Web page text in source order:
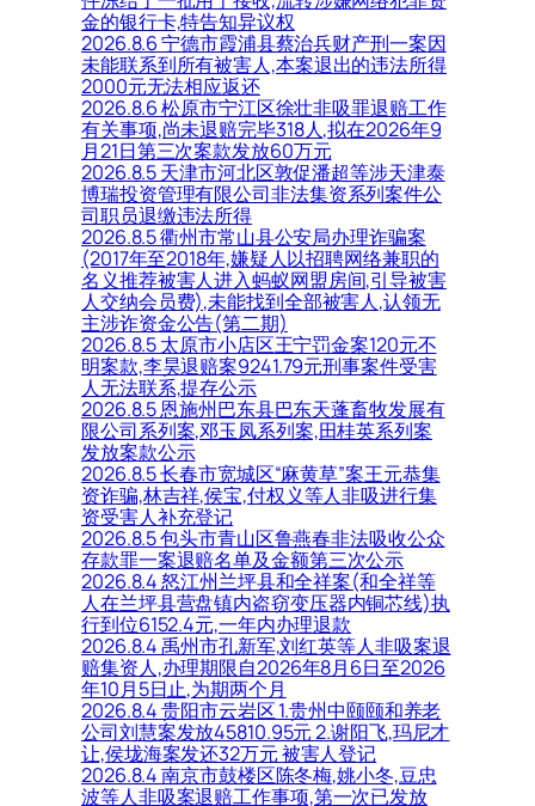
金的银行卡,特告知异议权
2026.8.6 宁德市霞浦县蔡治兵财产刑一案因
未能联系到所有被害人,本案退出的违法所得
2000元无法相应返还
2026.8.6 松原市宁江区徐壮非吸罪退赔工作
有关事项,尚未退赔完毕318人,拟在2026年9
月21日第三次案款发放60万元
2026.8.5 天津市河北区敦促潘超等涉天津泰
博瑞投资管理有限公司非法集资系列案件公
司职员退缴违法所得
2026.8.5 衢州市常山县公安局办理诈骗案
(2017年至2018年,嫌疑人以招聘网络兼职的
名义推荐被害人进入蚂蚁网盟房间,引导被害
人交纳会员费),未能找到全部被害人,认领无
主涉诈资金公告(第二期)
2026.8.5 太原市小店区王宁罚金案120元不
明案款,李昊退赔案9241.79元刑事案件受害
人无法联系,提存公示
2026.8.5 恩施州巴东县巴东天蓬畜牧发展有
限公司系列案,邓玉凤系列案,田桂英系列案
发放案款公示
2026.8.5 长春市宽城区“麻黄草”案王元恭集
资诈骗,林吉祥,侯宝,付权义等人非吸进行集
资受害人补充登记
2026.8.5 包头市青山区鲁燕春非法吸收公众
存款罪一案退赔名单及金额第三次公示
2026.8.4 怒江州兰坪县和全祥案(和全祥等
人在兰坪县营盘镇内盗窃变压器内铜芯线)执
行到位6152.4元,一年内办理退款
2026.8.4 禹州市孔新军,刘红英等人非吸案退
赔集资人,办理期限自2026年8月6日至2026
年10月5日止,为期两个月
2026.8.4 贵阳市云岩区 1.贵州中颐颐和养老
公司刘慧案发放45810.95元 2.谢阳飞,玛尼才
让,侯垅海案发还32万元 被害人登记
2026.8.4 南京市鼓楼区陈冬梅,姚小冬,豆忠
波等人非吸案退赔工作事项,第一次已发放